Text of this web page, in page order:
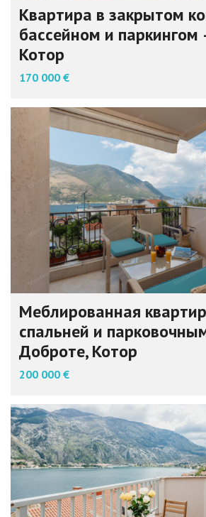
Квартира в закрытом
бассейном и паркингом
Котор
170 000 €
Меблированная
спальней и
Доброте, Котор
200 000 €